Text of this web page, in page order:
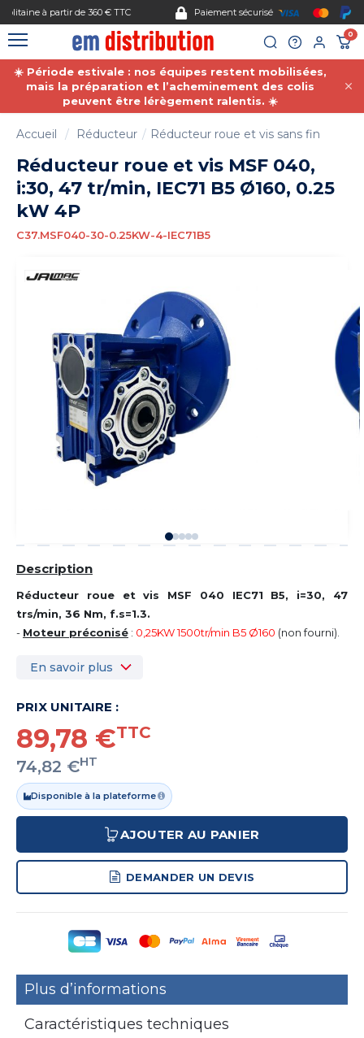
Paiement sécurisé
0
☀️ Période estivale : nos équipes restent mobilisées,
mais la préparation et l’acheminement des colis
peuvent être lérègement ralentis. ☀️
Accueil Réducteur Réducteur roue et vis sans fin
Réducteur roue et vis MSF 040,
i:30, 47 tr/min, IEC71 B5 Ø160, 0.25
kW 4P
C37.MSF040-30-0.25KW-4-IEC71B5
Description
Réducteur roue et vis MSF 040 IEC71 B5, i=30, 47
trs/min, 36 Nm, f.s=1.3.
- Moteur préconisé : 0,25KW 1500tr/min B5 Ø160 (non fourni).
En savoir plus
PRIX UNITAIRE :
89,78 €TTC
74,82 €HT
Disponible à la plateforme
AJOUTER AU PANIER
DEMANDER UN DEVIS
Plus d’informations
Caractéristiques techniques
Gestion des cookies